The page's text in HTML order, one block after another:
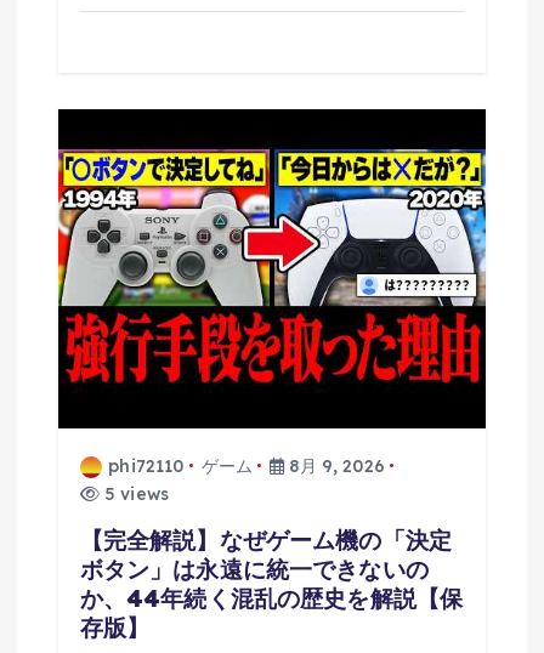
phi72110 ゲーム
8月 9, 2026
5 views
【完全解説】なぜゲーム機の「決定
ボタン」は永遠に統一できないの
か、44年続く混乱の歴史を解説【保
存版】